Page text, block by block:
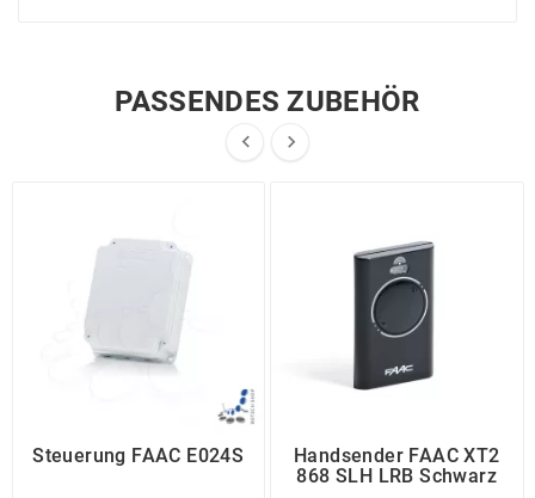
PASSENDES ZUBEHÖR
 
Steuerung FAAC E024S
Handsender FAAC XT2
868 SLH LRB Schwarz